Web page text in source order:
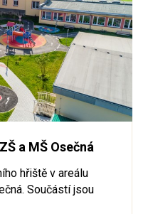
a MŠ Osečná
hřiště v areálu
Součástí jsou